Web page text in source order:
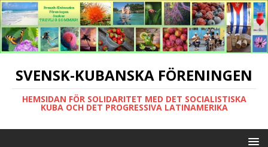
SVENSK-KUBANSKA FÖRENINGEN
HEMSIDAN FÖR SOLIDARITET MED DET SOCIALISTISKA
KUBA OCH DET PROGRESSIVA LATINAMERIKA